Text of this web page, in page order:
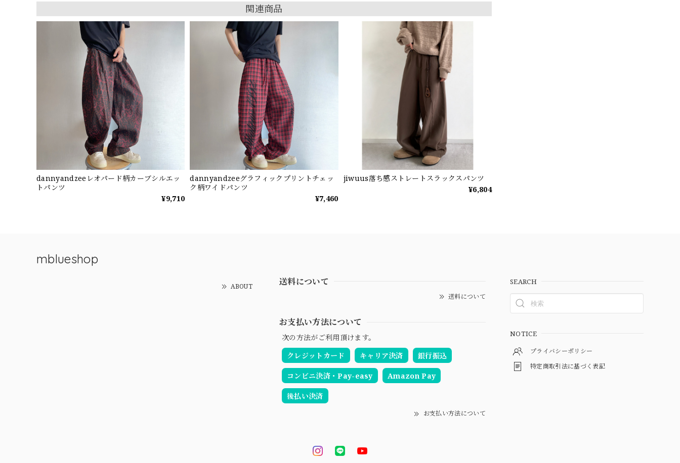
関連商品
dannyandzeeレオパード柄カーブシルエッ
トパンツ
¥9,710
dannyandzeeグラフィックプリントチェッ
ク柄ワイドパンツ
¥7,460
jiwuus落ち感ストレートスラックスパンツ
¥6,804
mblueshop
ABOUT 送料について
送料について
お支払い方法について
次の方法がご利用頂けます。
クレジットカード
キャリア決済 銀行振込
コンビニ決済・Pay-easy Amazon Pay
後払い決済
お支払い方法について
SEARCH
NOTICE
プライバシーポリシー
特定商取引法に基づく表記